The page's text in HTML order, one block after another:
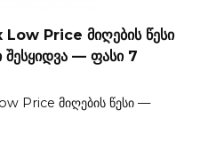
Price მიღების წესი
— ფასი 7
Price მიღების წესი —